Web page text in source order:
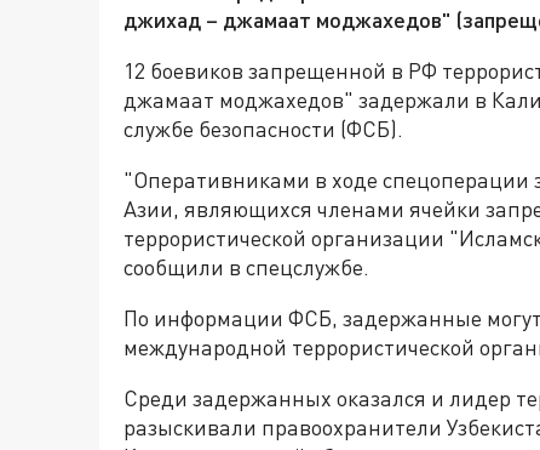
джихад – джамаат моджахедов"
12 боевиков запрещенной в РФ
джамаат моджахедов" задержали в
службе безопасности (ФСБ).
"Оперативниками в ходе спецоперации
Азии, являющихся членами ячейки
террористической организации
сообщили в спецслужбе.
По информации ФСБ, задержанные
международной террористической
Среди задержанных оказался и лидер
разыскивали правоохранители